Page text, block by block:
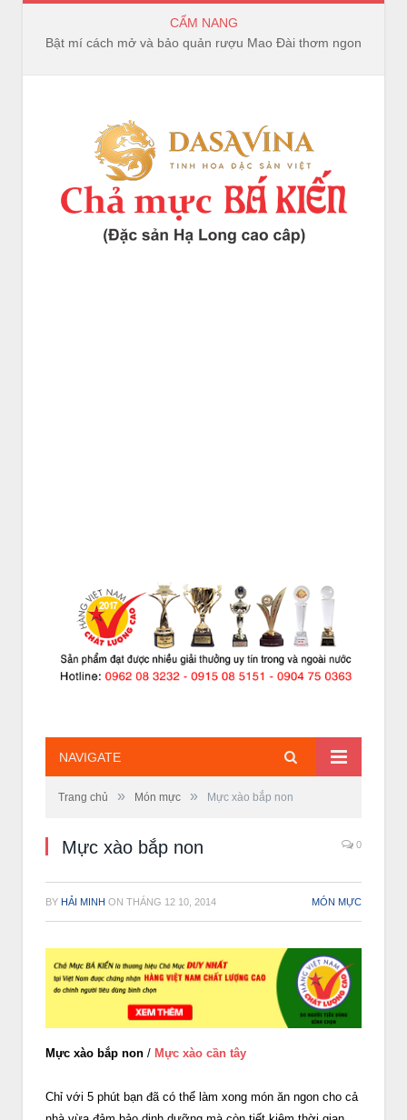
CẨM NANG
Bật mí cách mở và bảo quản rượu Mao Đài thơm ngon, trọn vị
NAVIGATE
Trang chủ » Món mực » Mực xào bắp non
Mực xào bắp non 0
BY HẢI MINH ON THÁNG 12 10, 2014 MÓN MỰC
Mực xào bắp non / Mực xào cần tây
Chỉ với 5 phút bạn đã có thể làm xong món ăn ngon cho cả